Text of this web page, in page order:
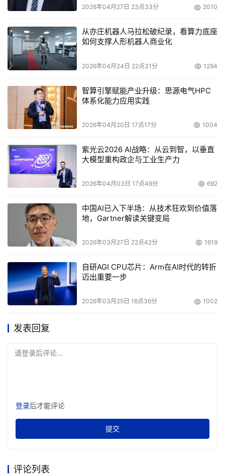
2026年04月27日 23点33分 2010
从亦庄机器人马拉松破纪录，看算力底座
如何支撑人形机器人商业化
2026年04月24日 22点31分 1294
智算引擎赋能产业升级：思源电气HPC
体系化能力应用实践
2026年04月20日 17点17分 1004
紫光云2026 AI战略：从云到智，以垂直
大模型重构政企与工业生产力
2026年04月03日 17点49分 692
中国AI已入下半场：从技术狂欢到价值落
地，Gartner解读关键变局
2026年03月27日 22点42分 1619
自研AGI CPU芯片：Arm在AI时代的转折
迈出重要一步
2026年03月25日 16点36分 1002
发表回复
请登录后评论...
登录后才能评论
提交
评论列表